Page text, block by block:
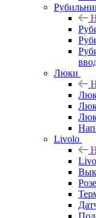
Люки
Livolo